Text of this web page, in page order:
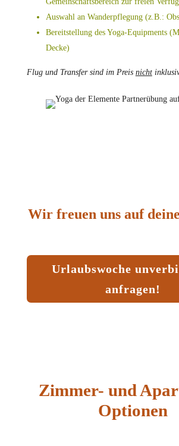
Auswahl an Wanderpflegung (z.B.:
Bereitstellung des Yoga-Equipments
Decke)
Flug und Transfer sind im Preis nicht
Wir freuen uns auf
Urlaubswoche
anfragen!
Zimmer- und
Optionen